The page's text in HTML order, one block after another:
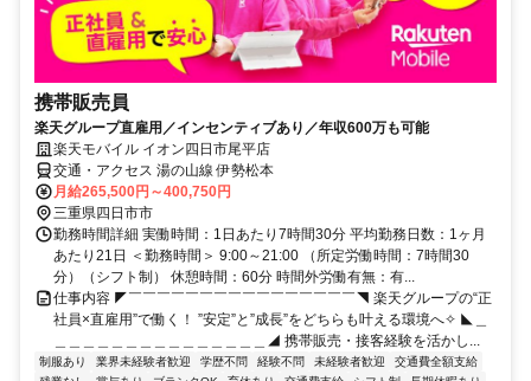
携帯販売員
楽天グループ直雇用／インセンティブあり／年収600万も可能
楽天モバイル イオン四日市尾平店
交通・アクセス 湯の山線 伊勢松本
月給265,500円～400,750円
三重県四日市市
勤務時間詳細 実働時間：1日あたり7時間30分 平均勤務日数：1ヶ月
あたり21日 ＜勤務時間＞ 9:00～21:00 （所定労働時間：7時間30
分）（シフト制） 休憩時間：60分 時間外労働有無：有...
仕事内容 ◤￣￣￣￣￣￣￣￣￣￣￣￣￣￣￣￣◥ 楽天グループの“正
社員×直雇用”で働く！ ”安定”と”成長”をどちらも叶える環境へ✧ ◣＿
＿＿＿＿＿＿＿＿＿＿＿＿＿＿＿◢ 携帯販売・接客経験を活かし...
制服あり 業界未経験者歓迎 学歴不問 経験不問 未経験者歓迎
交通費全額支給